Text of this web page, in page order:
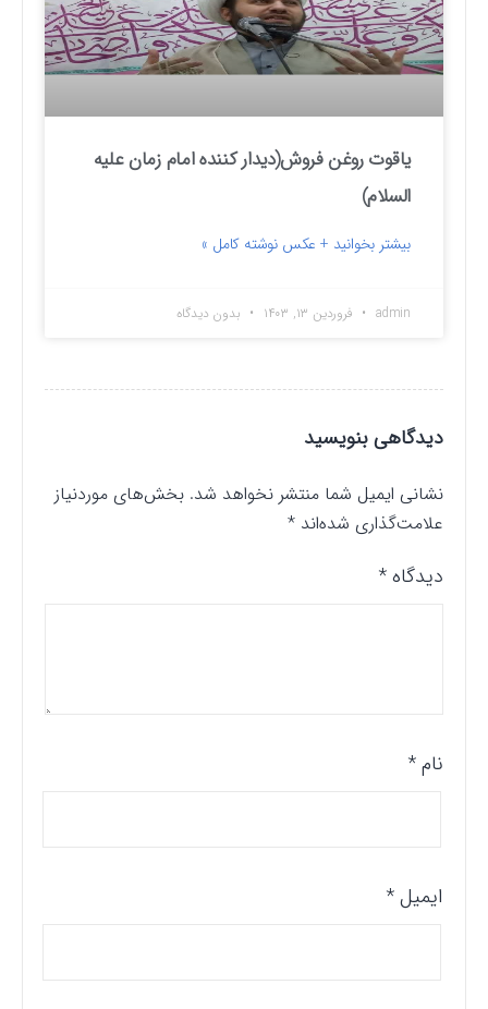
یاقوت روغن فروش(دیدار کننده امام زمان علیه
السلام)
بیشتر بخوانید + عکس نوشته کامل »
admin فروردین ۱۳, ۱۴۰۳ بدون دیدگاه
دیدگاهی بنویسید
نشانی ایمیل شما منتشر نخواهد شد. بخش‌های موردنیاز
علامت‌گذاری شده‌اند*
دیدگاه*
نام*
ایمیل*